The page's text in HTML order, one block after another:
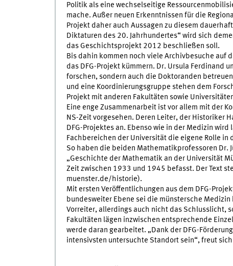
Politik als eine wechselseitige
mache. Außer neuen Erkenntnissen für die
Projekt daher auch Aussagen zu diesem
Diktaturen des 20. Jahrhundertes“ wird sich
das Geschichtsprojekt 2012 beschließen soll.
Bis dahin kommen noch viele Archivbesuche
das DFG-Projekt kümmern. Dr. Ursula Ferdinand
forschen, sondern auch die Doktoranden
und eine Koordinierungsgruppe stehen dem
Projekt mit anderen Fakultäten sowie
Eine enge Zusammenarbeit ist vor allem mit der
NS-Zeit vorgesehen. Deren Leiter, der Historiker
DFG-Projektes an. Ebenso wie in der Medizin
Fachbereichen der Universität die eigene Rolle
So haben die beiden Mathematikprofessoren Dr.
„Geschichte der Mathematik an der Universität
Zeit zwischen 1933 und 1945 befasst. Der Text
muenster.de/historie).
Mit ersten Veröffentlichungen aus dem DFG-
bundesweiter Ebene sei die münstersche
Vorreiter, allerdings auch nicht das Schlusslicht,
Fakultäten lägen inzwischen entsprechende
werde daran gearbeitet. „Dank der DFG-
intensivsten untersuchte Standort sein“, freut